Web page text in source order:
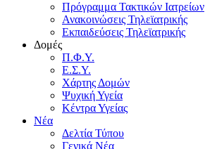
Πρόγραμμα Τακτικών Ιατρείων
Ανακοινώσεις Τηλεϊατρικής
Εκπαιδεύσεις Τηλεϊατρικής
Δομές
Π.Φ.Υ.
Ε.Σ.Υ.
Χάρτης Δομών
Ψυχική Υγεία
Κέντρα Υγείας
Νέα
Δελτία Τύπου
Γενικά Νέα